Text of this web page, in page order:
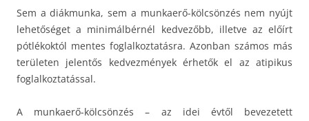
Sem a diákmunka, sem a munkaerő-kölcsönzés nem nyújt
lehetőséget a minimálbérnél kedvezőbb, illetve az előírt
pótlékoktól mentes foglalkoztatásra. Azonban számos más
területen jelentős kedvezmények érhetők el az atipikus
foglalkoztatással.
A munkaerő-kölcsönzés – az idei évtől bevezetett